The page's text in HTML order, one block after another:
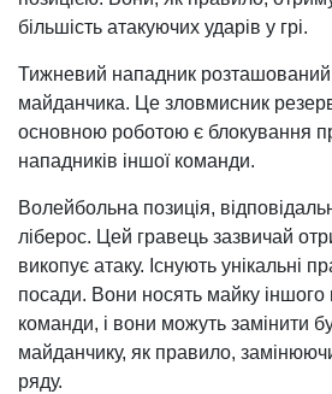
більшість атакуючих ударів у грі.
Тижневий нападник розташований
майданчика. Це зловмисник
основною роботою є блокування
нападників іншої команди.
Волейбольна позиція,
ліберос. Цей гравець зазвичай
викопує атаку. Існують унікальні
посади. Вони носять майку іншого
команди, і вони можуть замінити
майданчику, як правило,
ряду.